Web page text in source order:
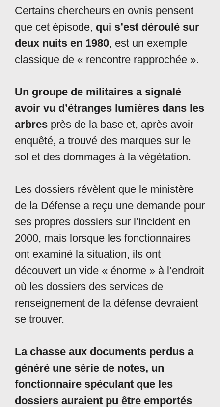
Certains chercheurs en ovnis pensent
que cet épisode, qui s’est déroulé sur
deux nuits en 1980, est un exemple
classique de « rencontre rapprochée ».
Un groupe de militaires a signalé
avoir vu d’étranges lumières dans les
arbres près de la base et, après avoir
enquêté, a trouvé des marques sur le
sol et des dommages à la végétation.
Les dossiers révèlent que le ministère
de la Défense a reçu une demande pour
ses propres dossiers sur l’incident en
2000, mais lorsque les fonctionnaires
ont examiné la situation, ils ont
découvert un vide « énorme » à l’endroit
où les dossiers des services de
renseignement de la défense devraient
se trouver.
La chasse aux documents perdus a
généré une série de notes, un
fonctionnaire spéculant que les
dossiers auraient pu être emportés